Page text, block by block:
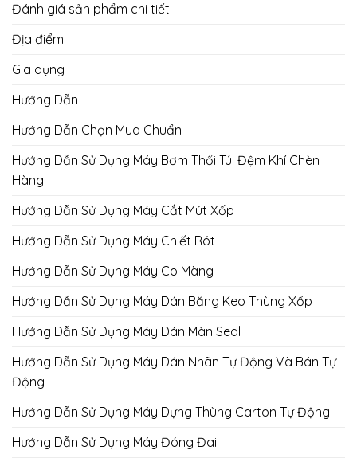
Đánh giá sản phẩm chi tiết
Địa điểm
Gia dụng
Hướng Dẫn
Hướng Dẫn Chọn Mua Chuẩn
Hướng Dẫn Sử Dụng Máy Bơm Thổi Túi Đệm Khí Chèn
Hàng
Hướng Dẫn Sử Dụng Máy Cắt Mút Xốp
Hướng Dẫn Sử Dụng Máy Chiết Rót
Hướng Dẫn Sử Dụng Máy Co Màng
Hướng Dẫn Sử Dụng Máy Dán Băng Keo Thùng Xốp
Hướng Dẫn Sử Dụng Máy Dán Màn Seal
Hướng Dẫn Sử Dụng Máy Dán Nhãn Tự Động Và Bán Tự
Động
Hướng Dẫn Sử Dụng Máy Dựng Thùng Carton Tự Động
Hướng Dẫn Sử Dụng Máy Đóng Đai